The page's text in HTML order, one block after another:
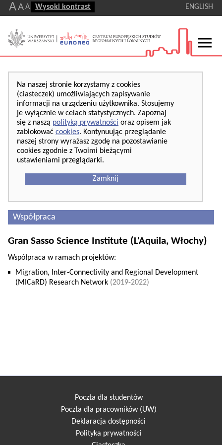
AA A Wysoki kontrast ENGLISH
Na naszej stronie korzystamy z cookies
(ciasteczek) umożliwiających zapisywanie
informacji na urządzeniu użytkownika. Stosujemy
je wyłącznie w celach statystycznych. Zapoznaj
się z naszą polityką prywatności oraz opisem jak
zablokować cookies. Kontynuując przeglądanie
naszej strony wyrażasz zgodę na pozostawianie
cookies zgodnie z Twoimi bieżącymi
ustawieniami przeglądarki.
Zamknij
Współpraca
Gran Sasso Science Institute (L'Aquila, Włochy)
Współpraca w ramach projektów:
Migration, Inter-Connectivity and Regional Development
(MICaRD) Research Network (2019-2022)
Poczta dla studentów
Poczta dla pracowników (UW)
Deklaracja dostępności
Polityka prywatności